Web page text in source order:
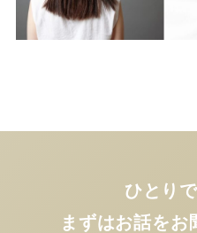
ひとり
まずはお話をお